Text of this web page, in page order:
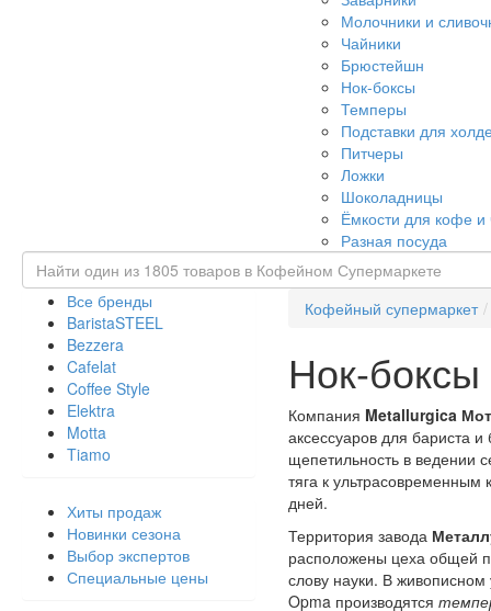
Молочники и
Чайники
Брюстейшн
Нок-боксы
Темперы
Подставки для
Питчеры
Ложки
Шоколадницы
Ёмкости для кофе и
Разная посуда
Все бренды
BaristaSTEEL
Bezzera
Cafelat
Coffee Style
Elektra
Motta
Tiamo
Хиты продаж
Новинки сезона
Выбор экспертов
Специальные цены
Кофейный супермаркет
Нок-
Компания Metallurgica
аксессуаров для бариста
щепетильность в ведении
тяга к
дней.
Территория завода
расположены цеха общей
слову науки. В
Opma производятся